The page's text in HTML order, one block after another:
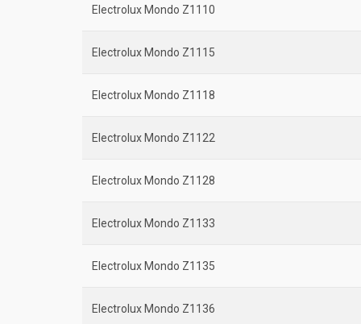
Electrolux Mondo Z1110
Electrolux Mondo Z1115
Electrolux Mondo Z1118
Electrolux Mondo Z1122
Electrolux Mondo Z1128
Electrolux Mondo Z1133
Electrolux Mondo Z1135
Electrolux Mondo Z1136